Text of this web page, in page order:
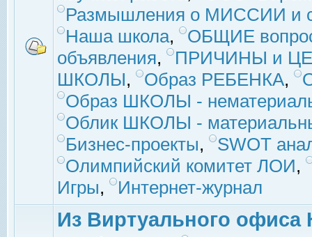
Размышления о МИССИИ и
Наша школа,
ОБЩИЕ
объявления,
ПРИЧИНЫ и
ШКОЛЫ, Образ РЕБЕНКА,
Образ ШКОЛЫ -
Облик ШКОЛЫ -
Бизнес-проекты,
SWOT
Олимпийский комитет ЛОИ,
Игры, Интернет-журнал
Из Виртуального офиса